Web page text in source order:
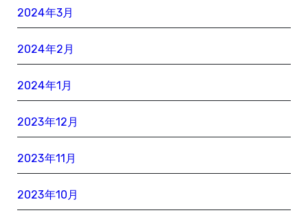
2024年3月
2024年2月
2024年1月
2023年12月
2023年11月
2023年10月